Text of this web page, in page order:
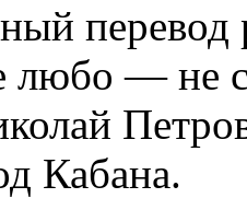
перевод
любо — не
Кабана.